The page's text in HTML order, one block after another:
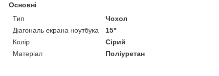
Основні
Тип
Чохол
Діагональ екрана ноутбука
15"
Колір
Сірий
Матеріал
Поліуретан